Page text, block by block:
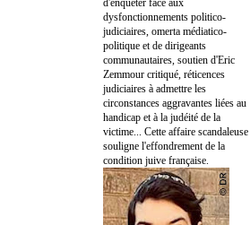
dysfonctionnements politico-
judiciaires, omerta médiatico-
politique et de dirigeants
communautaires, soutien d'Eric
Zemmour critiqué, réticences
judiciaires à admettre les
circonstances aggravantes liées au
handicap et à la judéité de la
victime... Cette affaire scandaleuse
souligne l'effondrement de la
condition juive française.